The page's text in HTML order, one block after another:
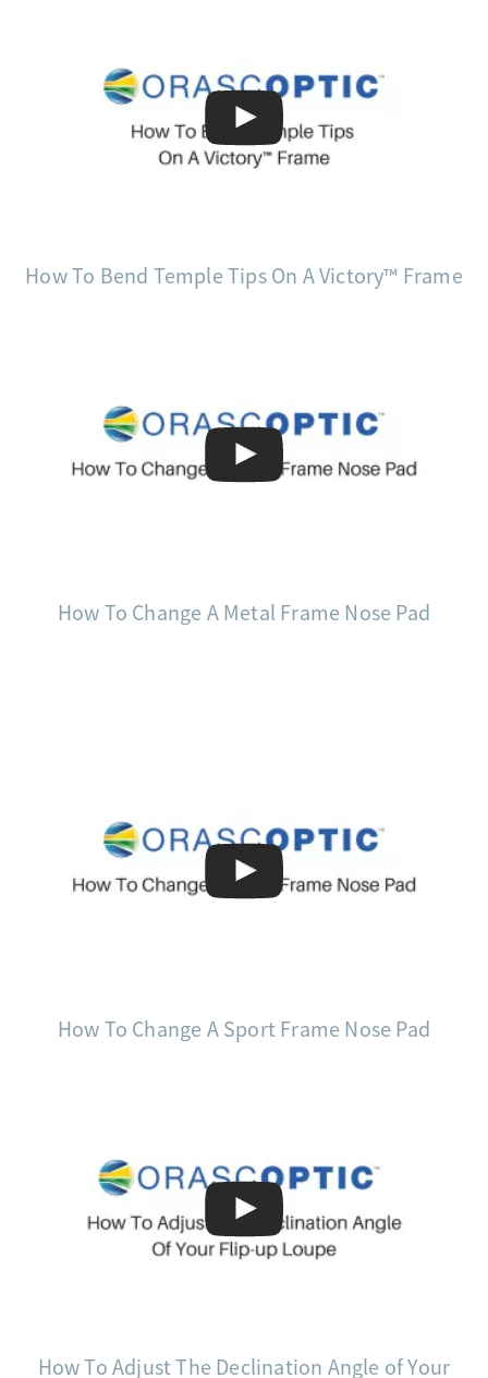
How To Bend Temple Tips On A Victory™ Frame
How To Change A Metal Frame Nose Pad
How To Change A Sport Frame Nose Pad
How To Adjust The Declination Angle of Your